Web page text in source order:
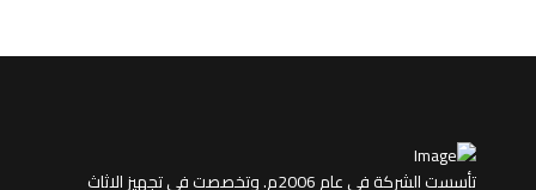
تأسست الشركة فى عام 2006م. وتخصصت فى تجهيز الاثاث